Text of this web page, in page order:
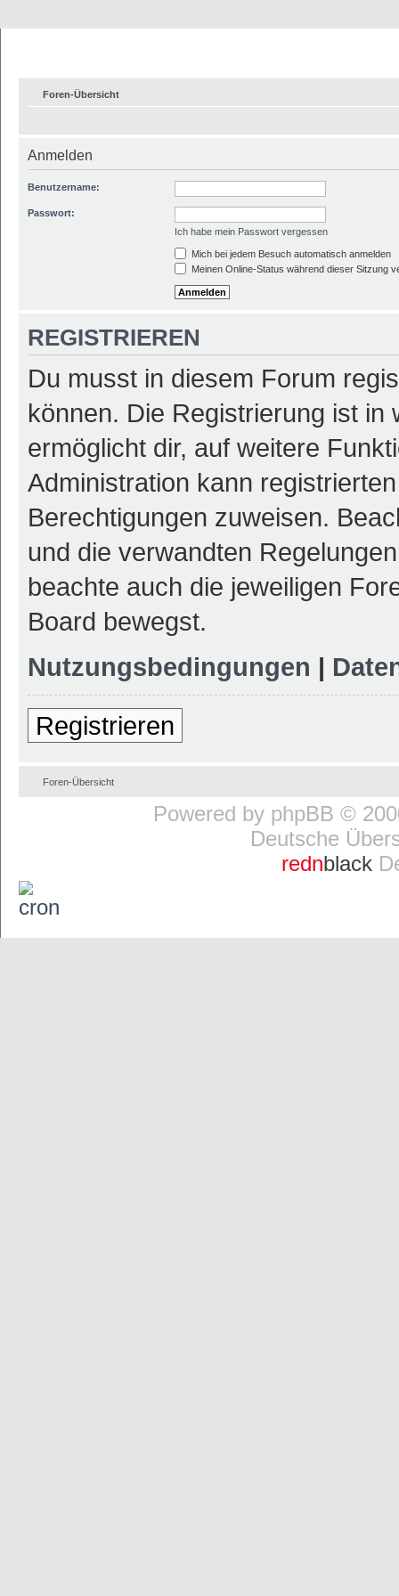
Foren-Übersicht
Anmelden
Benutzername:
Passwort:
Ich habe mein Passwort vergessen
Mich bei jedem Besuch automatisch anmelden
Meinen Online-Status während dieser Sitzung
REGISTRIEREN
Du musst in diesem Forum
können. Die Registrierung ist in
ermöglicht dir, auf weitere
Administration kann
Berechtigungen zuweisen.
und die verwandten
beachte auch die jeweiligen
Board bewegst.
Nutzungsbedingungen |
Registrieren
Foren-Übersicht
Powered by phpBB ©
Deutsche
rednblack